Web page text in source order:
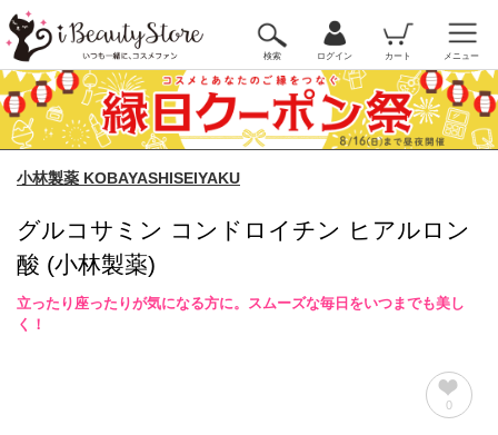
検索 ログイン カート メニュー
小林製薬 KOBAYASHISEIYAKU
グルコサミン コンドロイチン ヒアルロン
酸 (小林製薬)
立ったり座ったりが気になる方に。スムーズな毎日をいつまでも美し
く！
0